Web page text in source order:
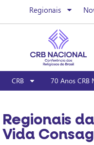
Regionais
CRB 70 Anos CRB
Regionais
Vida